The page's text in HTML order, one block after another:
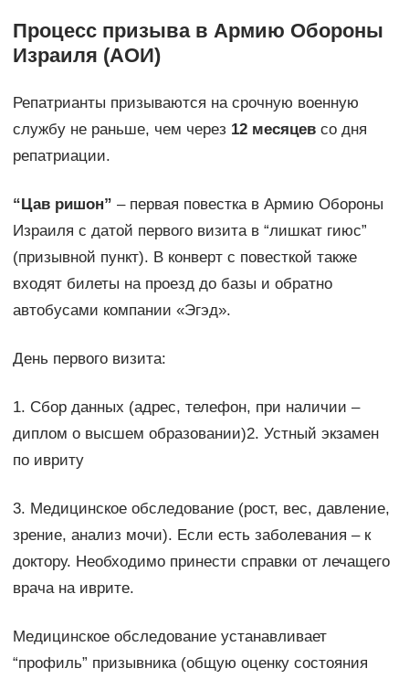
Процесс призыва в Армию Обороны
Израиля (АОИ)
Репатрианты призываются на срочную военную
службу не раньше, чем через 12 месяцевсо дня
репатриации.
“Цав ришон” – первая повестка в Армию Обороны
Израиля с датой первого визита в “лишкат гиюс”
(призывной пункт). В конверт с повесткой также
входят билеты на проезд до базы и обратно
автобусами компании «Эгэд».
День первого визита:
1. Сбор данных (адрес, телефон, при наличии –
диплом о высшем образовании)2. Устный экзамен
по ивриту
3. Медицинское обследование (рост, вес, давление,
зрение, анализ мочи). Если есть заболевания – к
доктору. Необходимо принести справки от лечащего
врача на иврите.
Медицинское обследование устанавливает
“профиль” призывника (общую оценку состояния